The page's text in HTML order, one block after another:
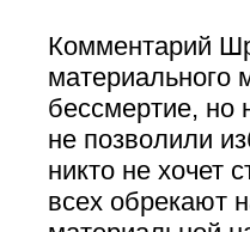
Комментарий
материального
бессмертие,
не позволили
никто не хочет
всех обрекают